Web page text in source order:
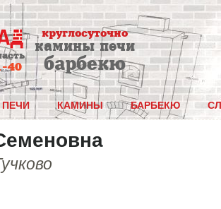
40
круглосуточно
камины печи
барбекю
ПЕЧИ КАМИНЫ БАРБЕКЮ